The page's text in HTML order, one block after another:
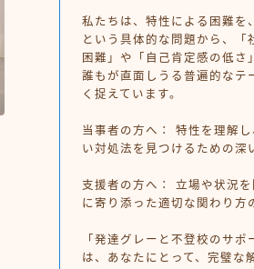
私たちは、特性による困難を
という具体的な問題から、「
困難」や「自己肯定感の低さ
誰もが直面しうる普遍的なテ
く捉えています。
当事者の方へ： 特性を理解し
い対処法を見つけるための深
支援者の方へ： 立場や状況を
に寄り添った適切な関わり方
「発達グレーと不登校のサポ
は、あなたにとって、完璧な